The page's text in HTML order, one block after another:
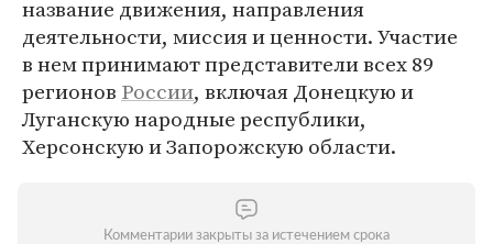
название движения, направления
деятельности, миссия и ценности. Участие
в нем принимают представители всех 89
регионов России, включая Донецкую и
Луганскую народные республики,
Херсонскую и Запорожскую области.
Комментарии закрыты за истечением срока